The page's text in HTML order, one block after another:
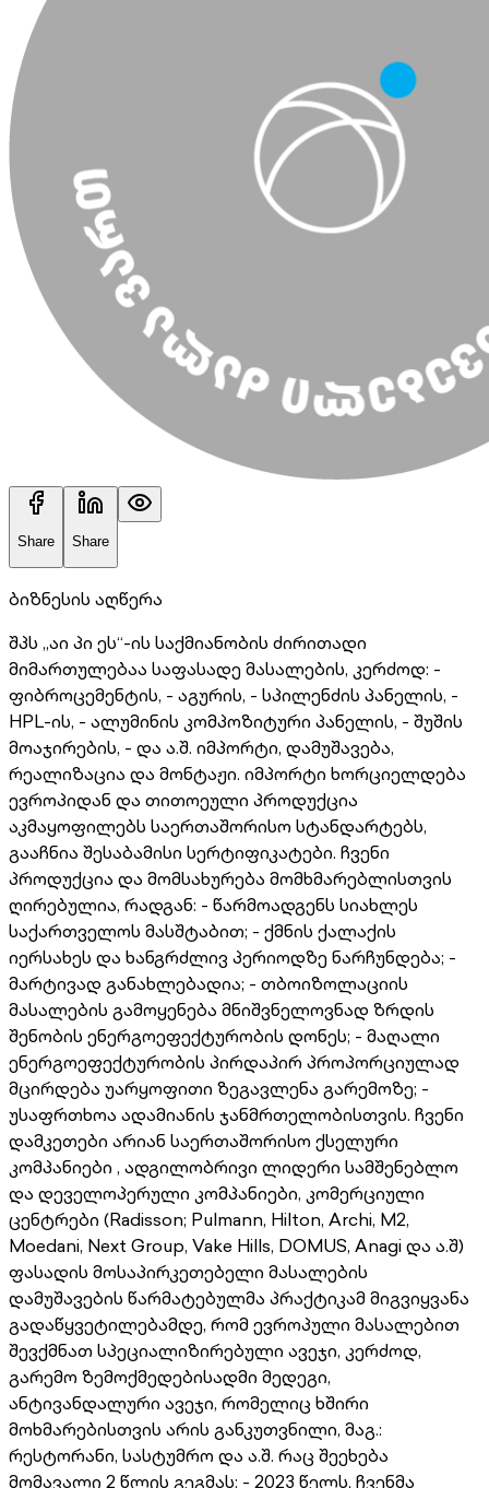
Share Share
ბიზნესის აღწერა
შპს „აი პი ეს“-ის საქმიანობის ძირითადი
მიმართულებაა საფასადე მასალების, კერძოდ: -
ფიბროცემენტის, - აგურის, - სპილენძის პანელის, -
HPL-ის, - ალუმინის კომპოზიტური პანელის, - შუშის
მოაჯირების, - და ა.შ. იმპორტი, დამუშავება,
რეალიზაცია და მონტაჟი. იმპორტი ხორციელდება
ევროპიდან და თითოეული პროდუქცია
აკმაყოფილებს საერთაშორისო სტანდარტებს,
გააჩნია შესაბამისი სერტიფიკატები. ჩვენი
პროდუქცია და მომსახურება მომხმარებლისთვის
ღირებულია, რადგან: - წარმოადგენს სიახლეს
საქართველოს მასშტაბით; - ქმნის ქალაქის
იერსახეს და ხანგრძლივ პერიოდზე ნარჩუნდება; -
მარტივად განახლებადია; - თბოიზოლაციის
მასალების გამოყენება მნიშვნელოვნად ზრდის
შენობის ენერგოეფექტურობის დონეს; - მაღალი
ენერგოეფექტურობის პირდაპირ პროპორციულად
მცირდება უარყოფითი ზეგავლენა გარემოზე; -
უსაფრთხოა ადამიანის ჯანმრთელობისთვის. ჩვენი
დამკეთები არიან საერთაშორისო ქსელური
კომპანიები , ადგილობრივი ლიდერი სამშენებლო
და დეველოპერული კომპანიები, კომერციული
ცენტრები (Radisson; Pulmann, Hilton, Archi, M2,
Moedani, Next Group, Vake Hills, DOMUS, Anagi და ა.შ)
ფასადის მოსაპირკეთებელი მასალების
დამუშავების წარმატებულმა პრაქტიკამ მიგვიყვანა
გადაწყვეტილებამდე, რომ ევროპული მასალებით
შევქმნათ სპეციალიზირებული ავეჯი, კერძოდ,
გარემო ზემოქმედებისადმი მედეგი,
ანტივანდალური ავეჯი, რომელიც ხშირი
მოხმარებისთვის არის განკუთვნილი, მაგ.:
რესტორანი, სასტუმრო და ა.შ. რაც შეეხება
მომავალი 2 წლის გეგმას: - 2023 წელს, ჩვენმა